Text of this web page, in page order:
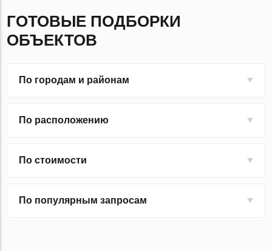
ГОТОВЫЕ ПОДБОРКИ
ОБЪЕКТОВ
По городам и районам
По расположению
По стоимости
По популярным запросам